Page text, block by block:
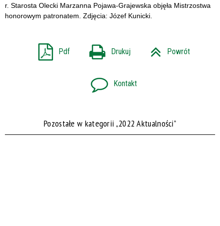
r. Starosta Olecki Marzanna Pojawa-Grajewska objęła Mistrzostwa
honorowym patronatem. Zdjęcia: Józef Kunicki.
Pdf Drukuj Powrót
Kontakt
Pozostałe w kategorii „2022 Aktualności”